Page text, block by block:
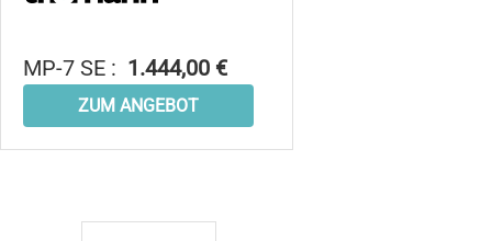
MP-7 SE : 1.444,00 €
ZUM ANGEBOT